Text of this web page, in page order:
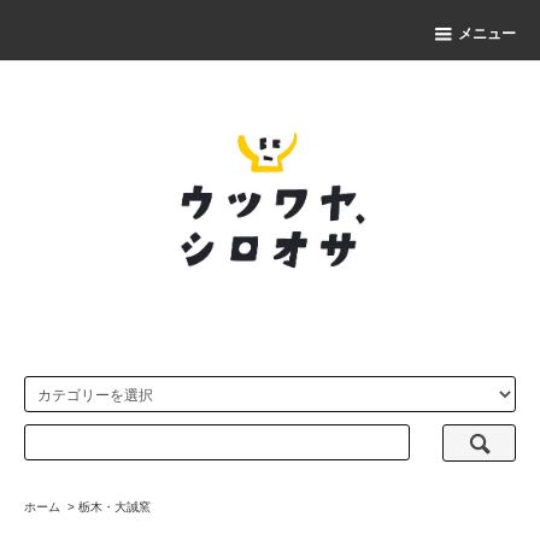
メニュー
ホーム > 栃木・大誠窯